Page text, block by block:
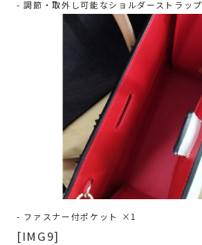
- 調節・取外し可能なショルダーストラップ
- ファスナー付ポケット ×1
[IMG9]